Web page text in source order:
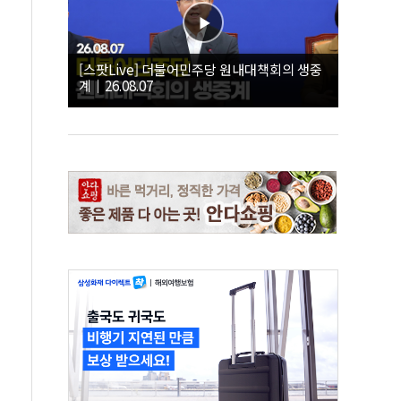
[스팟Live] 더불어민주당 원내대책회의 생중
계｜26.08.07